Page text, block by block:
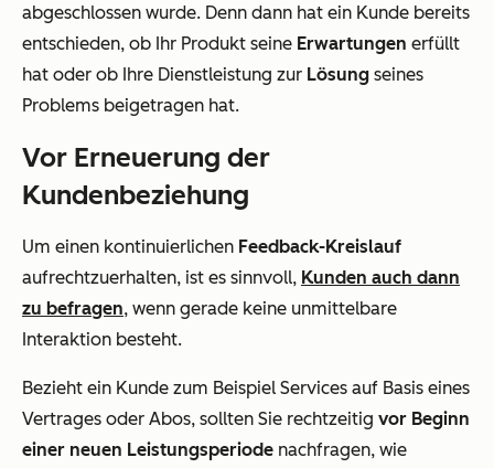
abgeschlossen wurde. Denn dann hat ein Kunde bereits
entschieden, ob Ihr Produkt seine Erwartungen erfüllt
hat oder ob Ihre Dienstleistung zur Lösung seines
Problems beigetragen hat.
Vor Erneuerung der
Kundenbeziehung
Um einen kontinuierlichen Feedback-Kreislauf
aufrechtzuerhalten, ist es sinnvoll, Kunden auch dann
zu befragen, wenn gerade keine unmittelbare
Interaktion besteht.
Bezieht ein Kunde zum Beispiel Services auf Basis eines
Vertrages oder Abos, sollten Sie rechtzeitig vor Beginn
einer neuen Leistungsperiode nachfragen, wie